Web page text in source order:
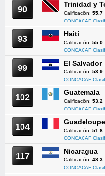
90 Trinidad y
Calificación: 55.7
CONCACAF
93 Haití
Calificación: 55.0
CONCACAF
99 El Salvador
Calificación: 53.9
CONCACAF
102 Guatemala
Calificación: 53.2
CONCACAF
104 Guadeloupe
Calificación: 51.8
CONCACAF
117 Nicaragua
Calificación: 48.3
CONCACAF